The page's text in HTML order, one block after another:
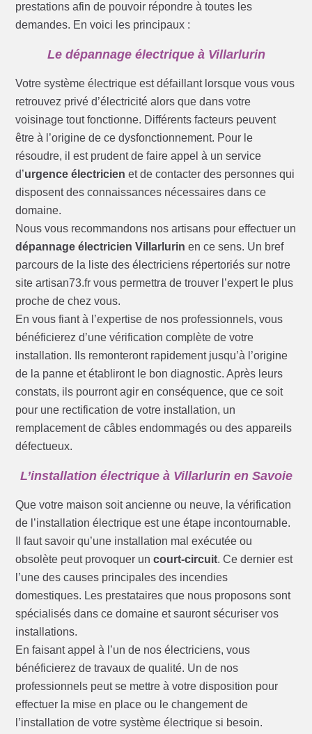
prestations afin de pouvoir répondre à toutes les
demandes. En voici les principaux :
Le dépannage électrique à Villarlurin
Votre système électrique est défaillant lorsque vous vous
retrouvez privé d’électricité alors que dans votre
voisinage tout fonctionne. Différents facteurs peuvent
être à l’origine de ce dysfonctionnement. Pour le
résoudre, il est prudent de faire appel à un service
d’urgence électricien et de contacter des personnes qui
disposent des connaissances nécessaires dans ce
domaine.
Nous vous recommandons nos artisans pour effectuer un
dépannage électricien Villarlurin en ce sens. Un bref
parcours de la liste des électriciens répertoriés sur notre
site artisan73.fr vous permettra de trouver l’expert le plus
proche de chez vous.
En vous fiant à l’expertise de nos professionnels, vous
bénéficierez d’une vérification complète de votre
installation. Ils remonteront rapidement jusqu’à l’origine
de la panne et établiront le bon diagnostic. Après leurs
constats, ils pourront agir en conséquence, que ce soit
pour une rectification de votre installation, un
remplacement de câbles endommagés ou des appareils
défectueux.
L’installation électrique à Villarlurin en Savoie
Que votre maison soit ancienne ou neuve, la vérification
de l’installation électrique est une étape incontournable.
Il faut savoir qu’une installation mal exécutée ou
obsolète peut provoquer uncourt-circuit. Ce dernier est
l’une des causes principales des incendies
domestiques. Les prestataires que nous proposons sont
spécialisés dans ce domaine et sauront sécuriser vos
installations.
En faisant appel à l’un de nos électriciens, vous
bénéficierez de travaux de qualité. Un de nos
professionnels peut se mettre à votre disposition pour
effectuer la mise en place ou le changement de
l’installation de votre système électrique si besoin.